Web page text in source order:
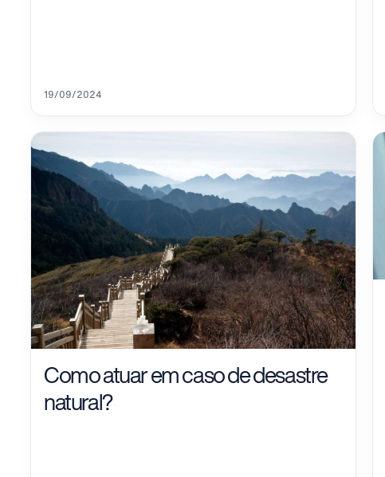
19/09/2024
Como atuar em caso de desastre
natural?